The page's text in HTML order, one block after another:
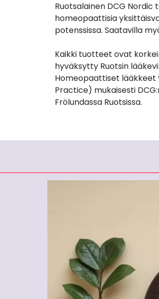
Ruotsalainen DCG
homeopaattisia
potenssissa. Saatavilla
Kaikki tuotteet ovat
hyväksytty Ruotsin
Homeopaattiset lääkkeet
Practice) mukaisesti
Frölundassa Ruotsissa.